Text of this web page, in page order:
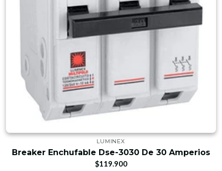
LUMINEX
Breaker Enchufable Dse-3030 De 30 Amperios
$119.900